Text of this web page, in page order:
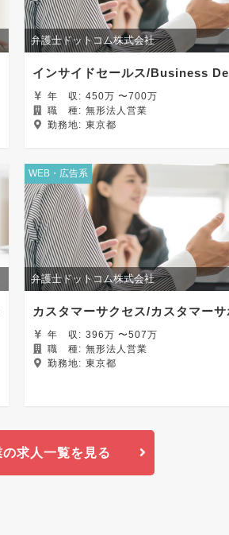
弁護士ドットコム株式会社
インサイドセールス/Business
年 収:
450万 〜700万
職 種: 無形法人営業
勤務地: 東京都
WEB・広告系
弁護士ドットコム株式会社
カスタマーサクセス/カスタマー
年 収:
396万 〜507万
職 種: 無形法人営業
勤務地: 東京都
求人一覧を見る